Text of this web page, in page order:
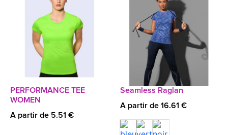
PERFORMANCE TEE
WOMEN
A partir de 5.51 €
Seamless Raglan
A partir de 16.61 €